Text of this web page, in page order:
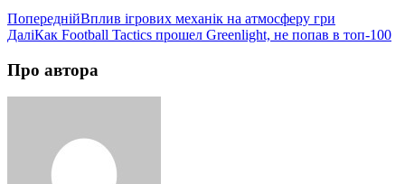
ПопереднійВплив ігрових механік на атмосферу гри
ДаліКак Football Tactics прошел Greenlight, не попав в топ-100
Про автора